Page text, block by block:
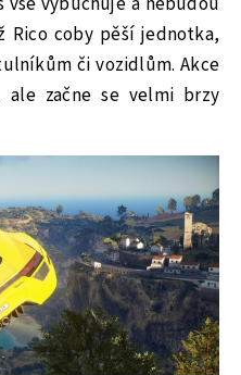
Rico coby pěší jednotka,
či vozidlům. Akce
začne se velmi brzy